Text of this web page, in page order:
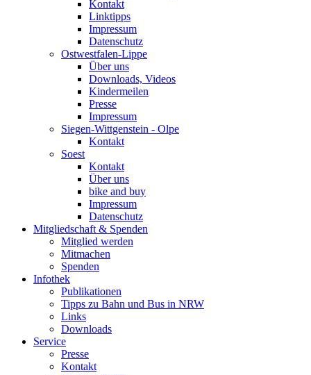
Kontakt
Linktipps
Impressum
Datenschutz
Ostwestfalen-Lippe
Über uns
Downloads, Videos
Kindermeilen
Presse
Impressum
Siegen-Wittgenstein - Olpe
Kontakt
Soest
Kontakt
Über uns
bike and buy
Impressum
Datenschutz
Mitgliedschaft & Spenden
Mitglied werden
Mitmachen
Spenden
Infothek
Publikationen
Tipps zu Bahn und Bus in NRW
Links
Downloads
Service
Presse
Kontakt